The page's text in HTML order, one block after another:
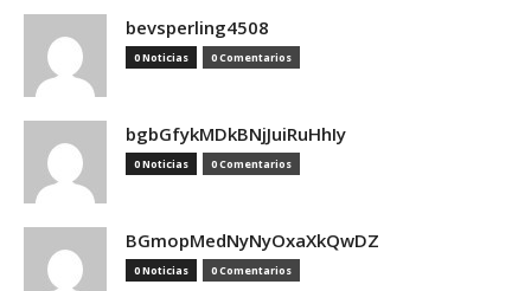
bevsperling4508
0 Noticias 0 Comentarios
bgbGfykMDkBNjJuiRuHhIy
0 Noticias 0 Comentarios
BGmopMedNyNyOxaXkQwDZ
0 Noticias 0 Comentarios